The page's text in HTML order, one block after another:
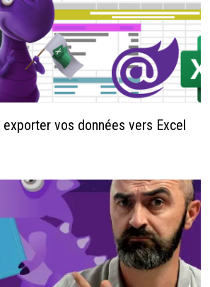
vos données vers Excel